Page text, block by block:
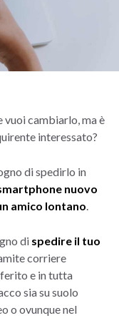
vuoi cambiarlo, ma è
interessato?
di spedirlo in
nuovo
amico lontano
di spedire il tuo
corriere
e in tutta
sia su suolo
o ovunque nel